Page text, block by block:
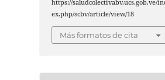
https://saludcolectivabv.ucs.gob.ve/
ex.php/scbv/article/view/18
Más formatos de cita